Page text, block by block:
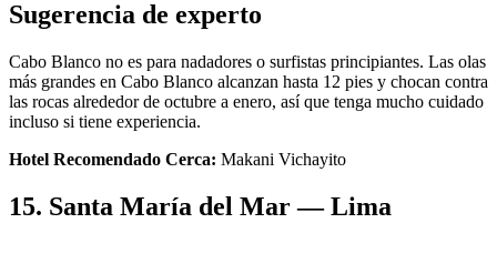
Sugerencia de experto
Cabo Blanco no es para nadadores o surfistas principiantes. Las olas
más grandes en Cabo Blanco alcanzan hasta 12 pies y chocan contra
las rocas alrededor de octubre a enero, así que tenga mucho cuidado
incluso si tiene experiencia.
Hotel Recomendado Cerca: Makani Vichayito
15. Santa María del Mar — Lima